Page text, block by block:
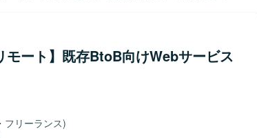
済機能において、上流工程から運用保守まで一貫して
発経験を積むことができます。体制内のメンバーと
れられる環境です。 【開発環境】 PHP、
動開発)を用いたWebサービス開発となります。
ート】既存BtoB向けWebサービス
フリーランス)